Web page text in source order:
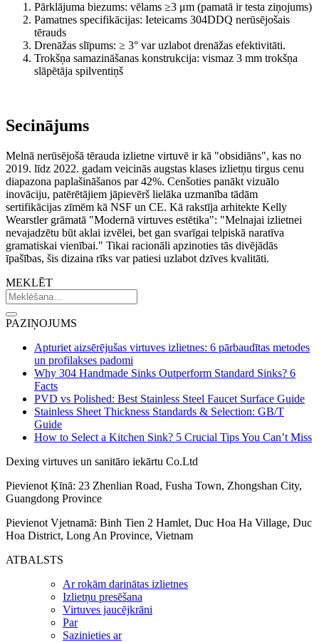
Pārklājuma biezums: vēlams ≥3 μm (pamatā ir testa ziņojums)
Pamatnes specifikācijas: Ieteicams 304DDQ nerūsējošais
tērauds
Drenāžas slīpums: ≥ 3° var uzlabot drenāžas efektivitāti.
Trokšņa samazināšanas konstrukcija: vismaz 3 mm trokšņa
slāpētāja spilventiņš
Secinājums
Melnā nerūsējošā tērauda izlietne virtuvē ir kā "obsidiāns", kas no
2019. līdz 2022. gadam veicinās augstas klases izlietņu tirgus cenu
diapazona paplašināšanos par 42%. Cenšoties panākt vizuālo
inovāciju, patērētājiem jāpievērš lielāka uzmanība tādām
sertifikācijas zīmēm kā NSF un CE. Kā rakstīja arhitekte Kelly
Wearstler grāmatā "Modernā virtuves estētika": "Melnajai izlietnei
nevajadzētu būt aklai izvēlei, bet gan svarīgai telpiskā naratīva
gramatiskai vienībai." Tikai racionāli apzinoties tās divējādās
īpašības, šis dizaina rīks var patiesi uzlabot dzīves kvalitāti.
MEKLĒT
PAZIŅOJUMS
Apturiet aizsērējušas virtuves izlietnes: 6 pārbaudītas metodes
un profilakses padomi
Why 304 Handmade Sinks Outperform Standard Sinks? 6
Facts
PVD vs Polished: Best Stainless Steel Faucet Surface Guide
Stainless Sheet Thickness Standards & Selection: GB/T
Guide
How to Select a Kitchen Sink? 5 Crucial Tips You Can’t Miss
Dexing virtuves un sanitāro iekārtu Co.Ltd
Pievienot Ķīnā: 23 Zhenlian Road, Fusha Town, Zhongshan City,
Guangdong Province
Pievienot Vjetnamā: Binh Tien 2 Hamlet, Duc Hoa Ha Village, Duc
Hoa District, Long An Province, Vietnam
ATBALSTS
Ar rokām darinātas izlietnes
Izlietņu presēšana
Virtuves jaucējkrāni
Par
Sazinieties ar